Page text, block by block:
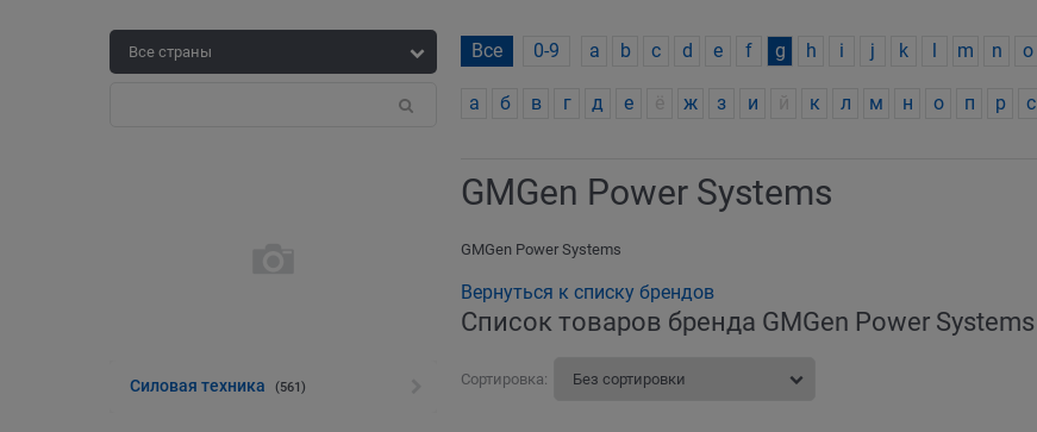
Все 0-9 a b c d e f g h i j k m n o
а б в г д е ж з и к л м н о п р с
Силовая техника (561)
GMGen Power Systems
GMGen Power Systems
Вернуться к списку брендов
Список товаров бренда GMGen Power Systems
Сортировка: